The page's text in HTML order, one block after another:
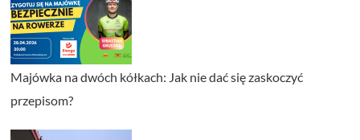
Majówka na dwóch kółkach: Jak nie dać się zaskoczyć
przepisom?